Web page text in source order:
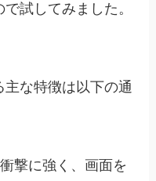
試してみました。
な特徴は以下の通
撃に強く、画面を